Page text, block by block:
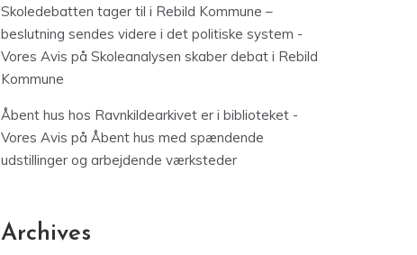
Skoledebatten tager til i Rebild Kommune –
beslutning sendes videre i det politiske system -
Vores Avis på Skoleanalysen skaber debat i Rebild
Kommune
Åbent hus hos Ravnkildearkivet er i biblioteket -
Vores Avis på Åbent hus med spændende
udstillinger og arbejdende værksteder
Archives